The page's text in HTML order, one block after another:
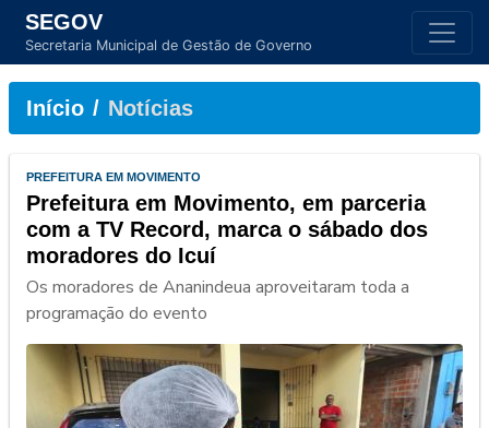
SEGOV
Secretaria Municipal de Gestão de Governo
Início Notícias
PREFEITURA EM MOVIMENTO
Prefeitura em Movimento, em parceria
com a TV Record, marca o sábado dos
moradores do Icuí
Os moradores de Ananindeua aproveitaram toda a
programação do evento